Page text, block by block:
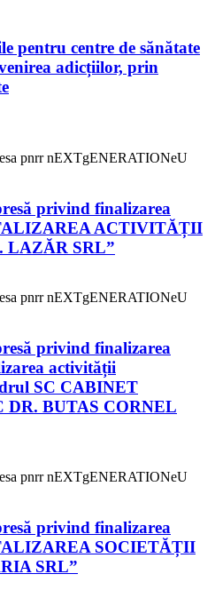
pentru centre de sănătate
adicțiilor, prin
privind finalizarea
ACTIVITĂȚII
LAZĂR SRL”
privind finalizarea
activității
SC CABINET
DR. BUTAS CORNEL
privind finalizarea
SOCIETĂȚII
SRL”